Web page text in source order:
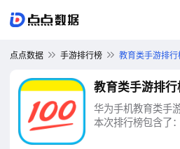
点点数据 手游排行榜 教育类手游排行
教育类手游排行
华为手机教育类手
本次排行榜包含了
享乐刷、智慧中小